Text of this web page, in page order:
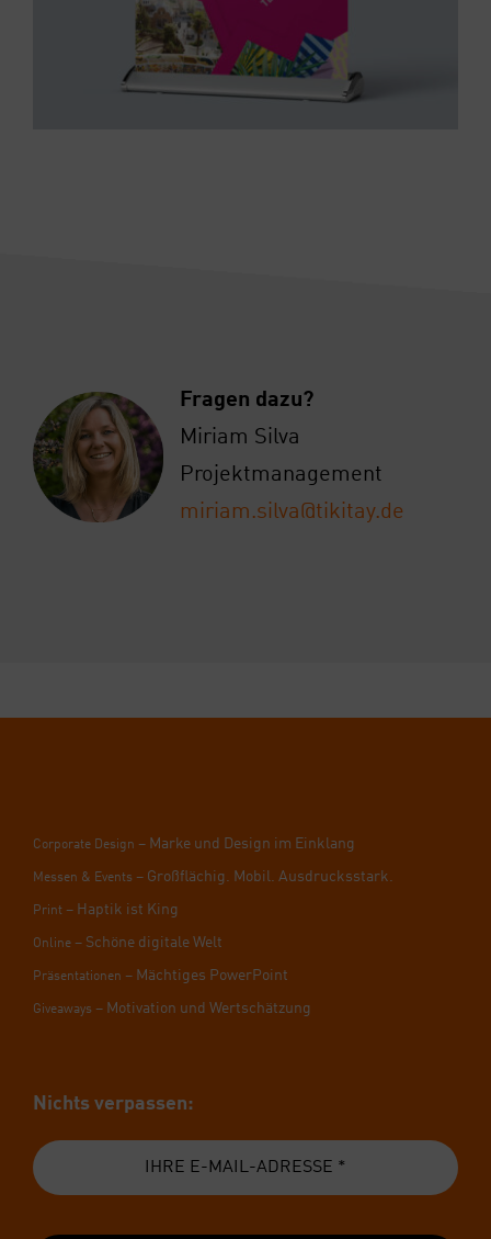
Fra­gen dazu?
Miri­am Sil­va
Pro­jekt­ma­nage­ment
miriam.silva@tikitay.de
Cor­po­ra­te Design – Mar­ke und Design im Ein­klang
Mes­sen & Events – Groß­flä­chig. Mobil. Aus­drucks­stark.
Print – Hap­tik ist King
Online – Schö­ne digi­ta­le Welt
Prä­sen­ta­tio­nen – Mäch­ti­ges Power­Point
Givea­ways – Moti­va­ti­on und Wert­schät­zung
Nichts ver­pas­sen: